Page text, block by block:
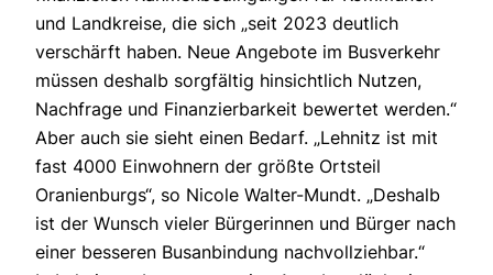
und Landkreise, die sich „seit 2023 deutlich
verschärft haben. Neue Angebote im Busverkehr
müssen deshalb sorgfältig hinsichtlich Nutzen,
Nachfrage und Finanzierbarkeit bewertet werden.“
Aber auch sie sieht einen Bedarf. „Lehnitz ist mit
fast 4000 Einwohnern der größte Ortsteil
Oranienburgs“, so Nicole Walter-Mundt. „Deshalb
ist der Wunsch vieler Bürgerinnen und Bürger nach
einer besseren Busanbindung nachvollziehbar.“